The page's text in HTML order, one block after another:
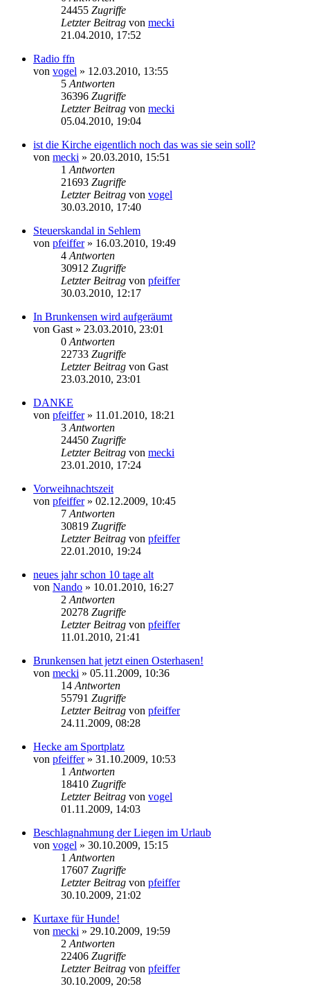
24455 Zugriffe
Letzter Beitrag von mecki
21.04.2010, 17:52
Radio ffn
von vogel » 12.03.2010, 13:55
5 Antworten
36396 Zugriffe
Letzter Beitrag von mecki
05.04.2010, 19:04
ist die Kirche eigentlich noch das was sie sein soll?
von mecki » 20.03.2010, 15:51
1 Antworten
21693 Zugriffe
Letzter Beitrag von vogel
30.03.2010, 17:40
Steuerskandal in Sehlem
von pfeiffer» 16.03.2010, 19:49
4 Antworten
30912 Zugriffe
Letzter Beitrag von pfeiffer
30.03.2010, 12:17
In Brunkensen wird aufgeräumt
von Gast » 23.03.2010, 23:01
0 Antworten
22733 Zugriffe
Letzter Beitrag von Gast
23.03.2010, 23:01
DANKE
von pfeiffer» 11.01.2010, 18:21
3 Antworten
24450 Zugriffe
Letzter Beitrag von mecki
23.01.2010, 17:24
Vorweihnachtszeit
von pfeiffer» 02.12.2009, 10:45
7 Antworten
30819 Zugriffe
Letzter Beitrag von pfeiffer
22.01.2010, 19:24
neues jahr schon 10 tage alt
von Nando » 10.01.2010, 16:27
2 Antworten
20278 Zugriffe
Letzter Beitrag von pfeiffer
11.01.2010, 21:41
Brunkensen hat jetzt einen Osterhasen!
von mecki » 05.11.2009, 10:36
14 Antworten
55791 Zugriffe
Letzter Beitrag von pfeiffer
24.11.2009, 08:28
Hecke am Sportplatz
von pfeiffer» 31.10.2009, 10:53
1 Antworten
18410 Zugriffe
Letzter Beitrag von vogel
01.11.2009, 14:03
Beschlagnahmung der Liegen im Urlaub
von vogel » 30.10.2009, 15:15
1 Antworten
17607 Zugriffe
Letzter Beitrag von pfeiffer
30.10.2009, 21:02
Kurtaxe für Hunde!
von mecki » 29.10.2009, 19:59
2 Antworten
22406 Zugriffe
Letzter Beitrag von pfeiffer
30.10.2009, 20:58